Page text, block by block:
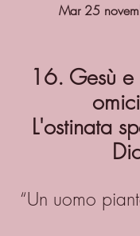
Mar 25
16. Gesù
L'ostinata
“Un uomo